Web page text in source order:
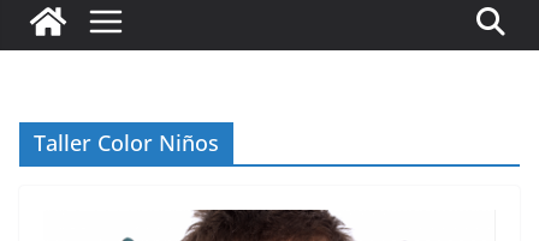
Taller Color Niños